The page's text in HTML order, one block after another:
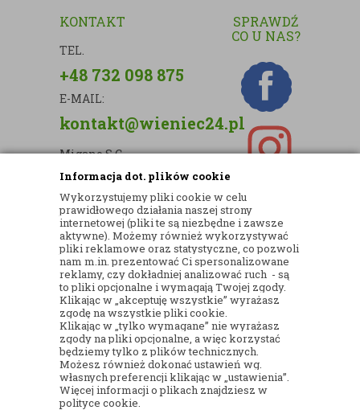
Informacja dot. plików cookie
Wykorzystujemy pliki cookie w celu
prawidłowego działania naszej strony
internetowej (pliki te są niezbędne i zawsze
aktywne). Możemy również wykorzystywać
pliki reklamowe oraz statystyczne, co pozwoli
nam m.in. prezentować Ci spersonalizowane
reklamy, czy dokładniej analizować ruch - są
to pliki opcjonalne i wymagają Twojej zgody.
Klikając w „akceptuję wszystkie” wyrażasz
zgodę na wszystkie pliki cookie.
Klikając w „tylko wymagane” nie wyrażasz
zgody na pliki opcjonalne, a więc korzystać
będziemy tylko z plików technicznych.
Możesz również dokonać ustawień wg.
własnych preferencji klikając w „ustawienia”.
Więcej informacji o plikach znajdziesz w
polityce cookie.
KONTAKT
TEL.
+48 732 098 875
E-MAIL:
kontakt@wieniec24.pl
Migano S.C.
ul. Kartograficzna 88c/m33
03-290 Warszawa
NIP: 5242813637
REGON: 365874905
Nr konta (mBank):
36 1140 2004 0000 3902 8144 2737
SPRAWDŹ
CO U NAS?
© 2017KWIACIARNIA INTERNETOWA